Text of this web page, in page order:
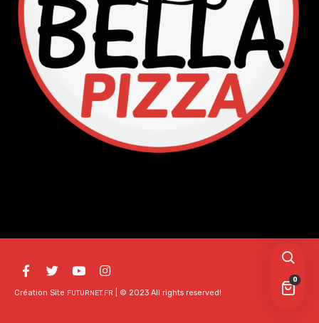
0
Création Site FUTURNET.FR | © 2023 All rights reserved!